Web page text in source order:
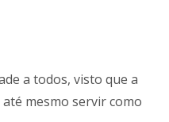
a todos, visto que a
mesmo servir como